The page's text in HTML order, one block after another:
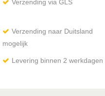
Verzending via GLS
Verzending naar Duitsland
mogelijk
Levering binnen 2 werkdagen